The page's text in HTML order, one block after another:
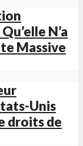
N’a
Massive
Unis
droits de